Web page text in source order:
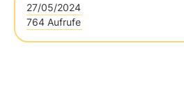
27/05/2024
764 Aufrufe